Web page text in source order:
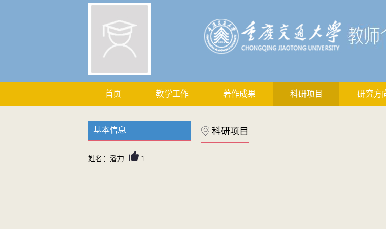
首页 教学工作 著作成果 科研项目 研究方
基本信息
姓名：潘力 1
科研项目